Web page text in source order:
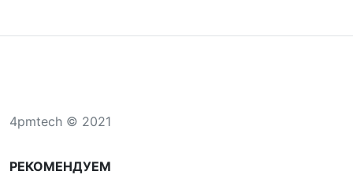
4pmtech © 2021
РЕКОМЕНДУЕМ